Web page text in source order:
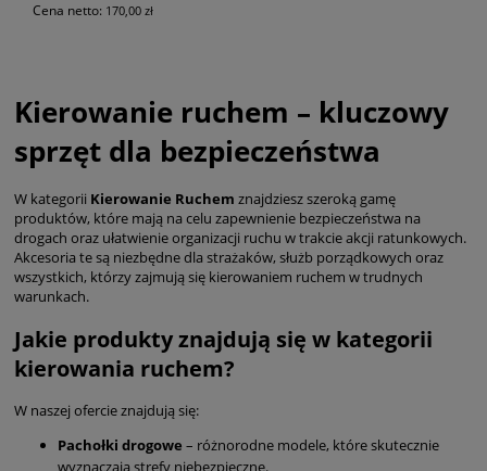
Cena netto: 170,00 zł
Kierowanie ruchem – kluczowy
sprzęt dla bezpieczeństwa
W kategorii Kierowanie Ruchem znajdziesz szeroką gamę
produktów, które mają na celu zapewnienie bezpieczeństwa na
drogach oraz ułatwienie organizacji ruchu w trakcie akcji ratunkowych.
Akcesoria te są niezbędne dla strażaków, służb porządkowych oraz
wszystkich, którzy zajmują się kierowaniem ruchem w trudnych
warunkach.
Jakie produkty znajdują się w kategorii
kierowania ruchem?
W naszej ofercie znajdują się:
Pachołki drogowe – różnorodne modele, które skutecznie
wyznaczają strefy niebezpieczne.